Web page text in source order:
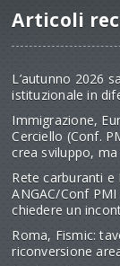
Articoli
L’autunno 2026
istituzionale in
Immigrazione,
Cerciello (Conf.
crea sviluppo,
Rete carburanti e
ANGAC/Conf
chiedere un
Roma, Fismic:
riconversione